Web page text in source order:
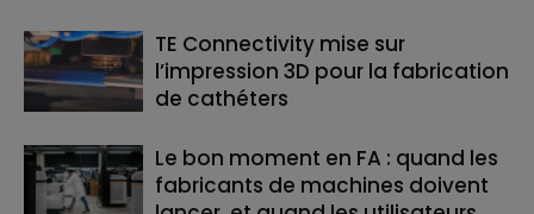
TE Connectivity mise sur
l’impression 3D pour la fabrication
de cathéters
Le bon moment en FA : quand les
fabricants de machines doivent